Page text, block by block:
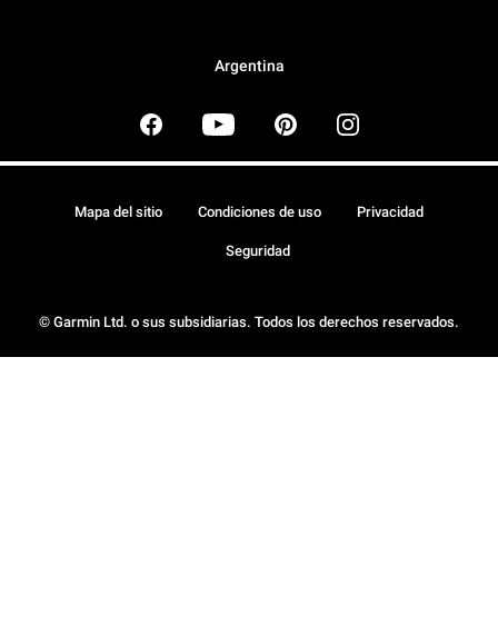
Argentina
© Garmin Ltd. o sus subsidiarias. Todos los derechos reservados.
Mapa del sitio Condiciones de uso Privacidad
Seguridad